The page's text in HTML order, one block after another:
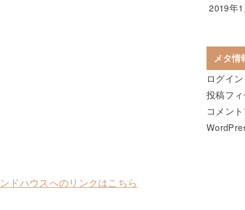
ドハウスへのリンクはこちら
2019年1
メタ情
ログイン
投稿フィ
コメン